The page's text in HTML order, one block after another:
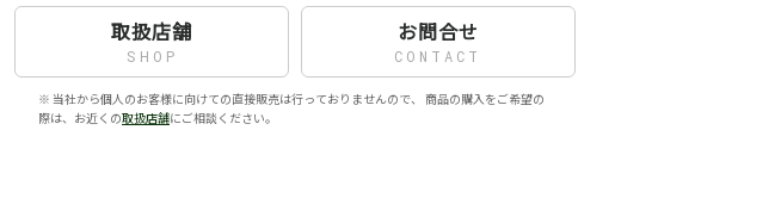
取扱店舗
SHOP
お問合せ
CONTACT
※ 当社から個人のお客様に向けての直接販売は行っておりませんので、 商品の購入をご希望の
際は、お近くの取扱店舗にご相談ください。